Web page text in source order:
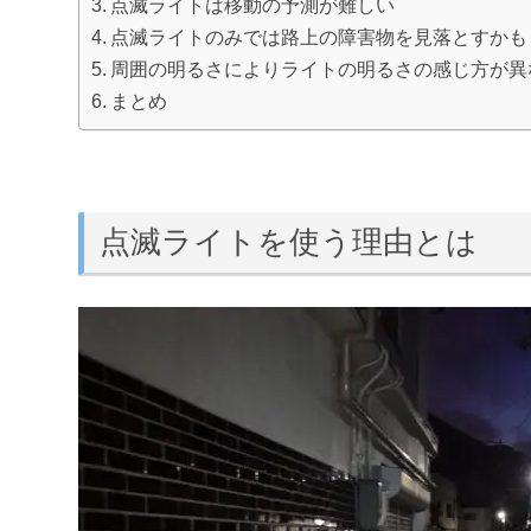
点滅ライトは移動の予測が難しい
点滅ライトのみでは路上の障害物を見落とすかも
周囲の明るさによりライトの明るさの感じ方が
まとめ
点滅ライトを使う理由とは